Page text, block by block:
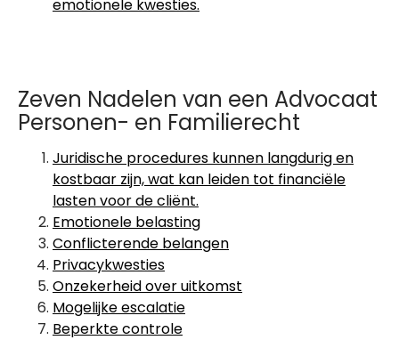
emotionele kwesties.
Zeven Nadelen van een Advocaat
Personen- en Familierecht
Juridische procedures kunnen langdurig en
kostbaar zijn, wat kan leiden tot financiële
lasten voor de cliënt.
Emotionele belasting
Conflicterende belangen
Privacykwesties
Onzekerheid over uitkomst
Mogelijke escalatie
Beperkte controle